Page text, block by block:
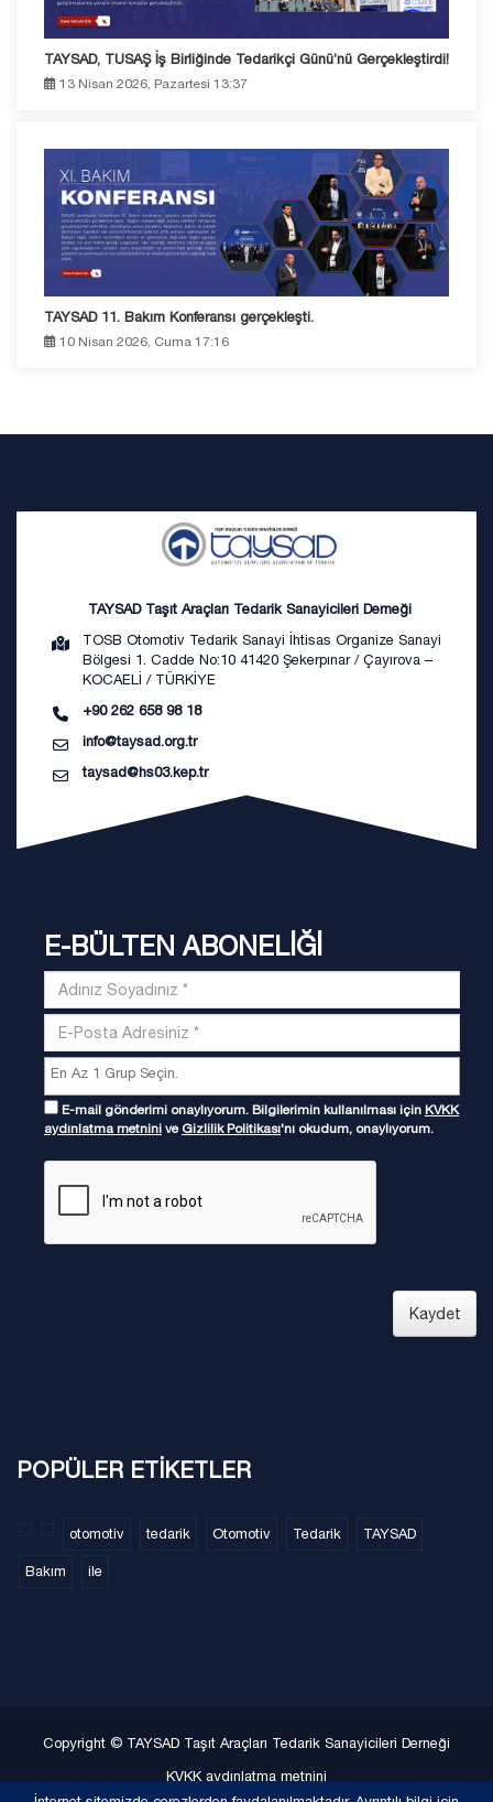
TAYSAD, TUSAŞ İş Birliğinde Tedarikçi Günü’nü Gerçekleştirdi!
13 Nisan 2026, Pazartesi 13:37
TAYSAD 11. Bakım Konferansı gerçekleşti.
10 Nisan 2026, Cuma 17:16
TAYSAD Taşıt Araçları Tedarik Sanayicileri Derneği
TOSB Otomotiv Tedarik Sanayi İhtisas Organize Sanayi
Bölgesi 1. Cadde No:10 41420 Şekerpınar / Çayırova –
KOCAELİ / TÜRKİYE
+90 262 658 98 18
info@taysad.org.tr
taysad@hs03.kep.tr
E-BÜLTEN ABONELİĞİ
E-mail gönderimi onaylıyorum. Bilgilerimin kullanılması için KVKK
aydınlatma metnini ve Gizlilik Politikası'nı okudum, onaylıyorum.
Kaydet
POPÜLER ETİKETLER
otomotiv tedarik Otomotiv Tedarik TAYSAD
Bakım ile
Copyright © TAYSAD Taşıt Araçları Tedarik Sanayicileri Derneği
KVKK aydınlatma metnini